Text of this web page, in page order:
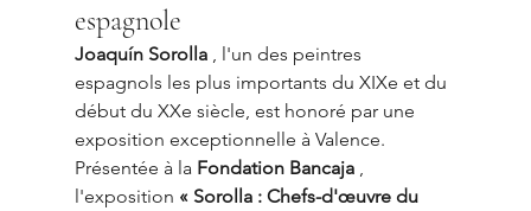
espagnole
Joaquín Sorolla , l'un des peintres
espagnols les plus importants du XIXe et du
début du XXe siècle, est honoré par une
exposition exceptionnelle à Valence.
Présentée à la Fondation Bancaja ,
l'exposition « Sorolla : Chefs-d'œuvre du